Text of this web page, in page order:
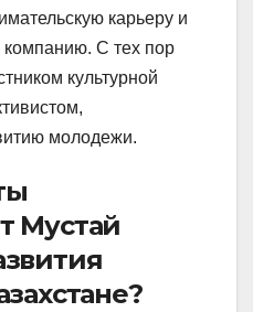
карьеру и
С тех пор
культурной
молодежи.
Мустай